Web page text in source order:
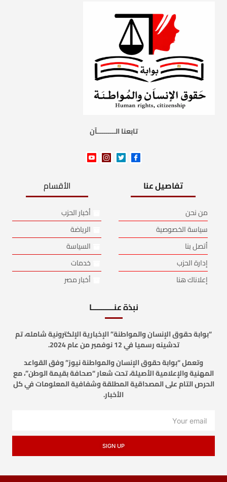
تابعنا الـــــــــآن
تفاصيل عنا
من نحن
سياسة الخصوصية
أتصل بنا
إدارة الحزب
إعلاناك هنا
الأقسام
أخبار الحزب
الرياضة
السياسة
خدمات
أخبار مصر
نبذة عنـــــــــــا
“بوابة حقوق الإنسان والمواطنة” الإخبارية الإلكترونية شامله، تم
تدشينه رسميا في 12 نوفمبر من عام 2024.
وتعمل “بوابة حقوق الإنسان والمواطنة نيوز” وفق القواعد
المهنية والإعلامية الأصيلة، تحت شعار “صحافة بقيمة الوطن”، مع
الحرص التام على المصداقية المطلقة وشفافية المعلومات في كل
الأخبار.
SIGN UP